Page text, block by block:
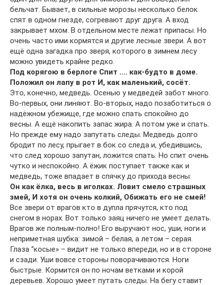
бельчат. Бывает, в сильные морозы несколько белок
спят в одном гнезде, согревают друг друга. А вход
закрывает мхом. В отдельном месте лежат припасы. Но
очень часто ими кормятся и другие лесные звери. А вот
ещё одна загадка про зверя, которого в зимнем лесу
можно увидеть крайне редко.
Под корягою в берлоге Спит …. как-будто в доме.
Положил он лапу в рот И, как маленький, сосёт.
Это, конечно, медведь. Осенью у медведей забот много.
Во-первых, они линяют. Во-вторых, надо позаботиться о
надёжном убежище, где можно спать спокойно до
весны. А ещё накопить запас жира. А потом уже и спать.
Но прежде ему надо запутать следы. Медведь долго
бродит по лесу, прыгает в бок со следа и, убедившись,
что след хорошо запутан, ложится спать. Но спит очень
чутко и неспокойно. А ёжик поступает также как и
медведь, тоже впадает в спячку до прихода весны:
Он как ёлка, весь в иголках. Ловит смело страшных
змей, И хотя он очень колкий, Обижать его не смей!
Все звери от врагов кто в дупла прячутся, кто под
снегом в норах. Вот только заяц ничего не умеет делать.
Врагов же полным-полно! Его выручают нос, уши, ноги и
неприметная шубка: зимой – белая, а летом – серая.
Глаза “косые» – видит не только впереди, но и в стороне
и сзади. Уши вовсе стороны поворачиваются. Ноги
быстрые. Кормится он по ночам ветками и корой
деревьев. Хорошо умеет путать следы. На бегу ставит